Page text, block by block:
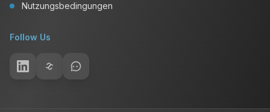
Nutzungsbedingungen
Follow Us